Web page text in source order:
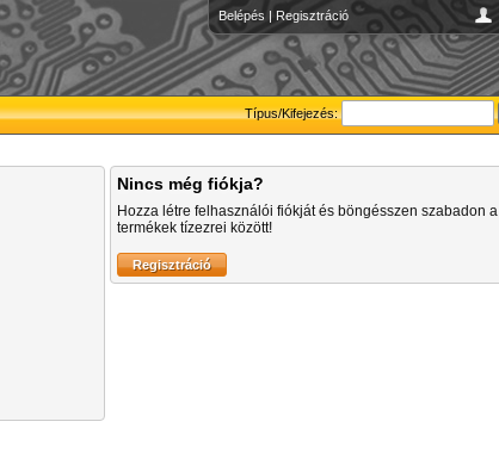
Belépés | Regisztráció
Típus/Kifejezés:
Nincs még fiókja?
Hozza létre felhasználói fiókját és böngésszen szabadon a
termékek tízezrei között!